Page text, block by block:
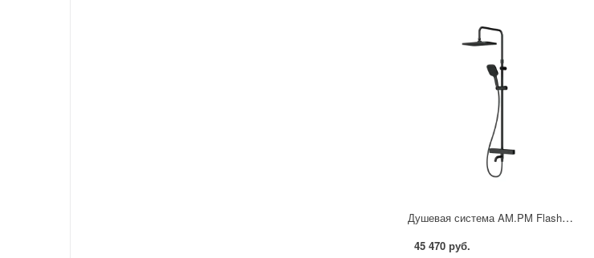
Душевая система AM.PM Flash F079SQ522 с термостатом 3 режима цвет черный матовый
45 470 руб.